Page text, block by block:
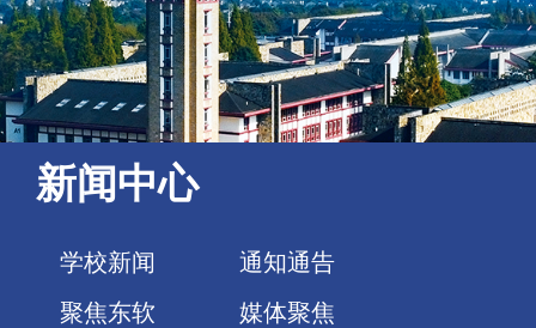
新闻中心
学校新闻
通知通告
聚焦东软
媒体聚焦